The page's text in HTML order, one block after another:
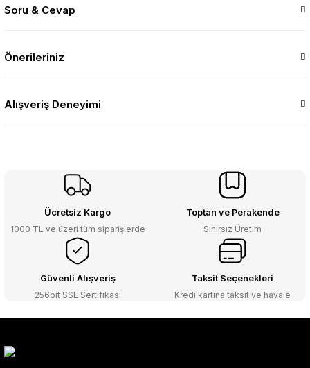
Soru & Cevap
Önerileriniz
Alışveriş Deneyimi
Ücretsiz Kargo
1000 TL ve üzeri tüm siparişlerde
Toptan ve Perakende
Sınırsız Üretim
Güvenli Alışveriş
256bit SSL Sertifikası
Taksit Seçenekleri
Kredi kartına taksit ve havale